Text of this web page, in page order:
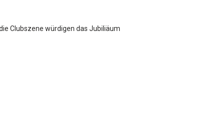
Clubszene würdigen das Jubiliäum